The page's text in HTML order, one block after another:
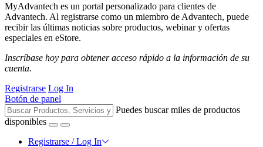
MyAdvantech es un portal personalizado para clientes de
Advantech. Al registrarse como un miembro de Advantech, puede
recibir las últimas noticias sobre productos, webinar y ofertas
especiales en eStore.
Inscríbase hoy para obtener acceso rápido a la información de su
cuenta.
Registrarse Log In
Botón de panel
Puedes buscar miles de productos
disponibles
Registrarse / Log In